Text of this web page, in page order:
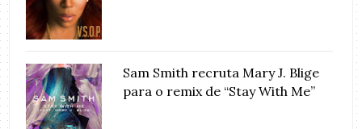
Sam Smith recruta Mary J. Blige
para o remix de “Stay With Me”